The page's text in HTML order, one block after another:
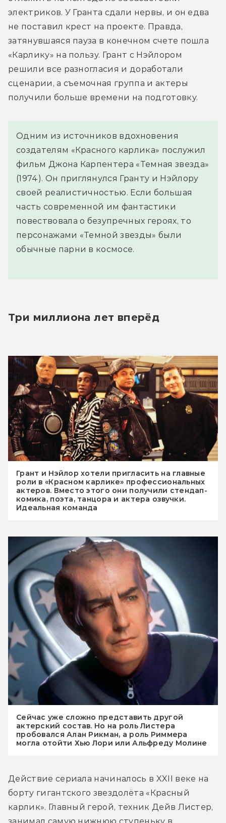
электриков. У Гранта сдали нервы, и он едва
не поставил крест на проекте. Правда,
затянувшаяся пауза в конечном счете пошла
«Карлику» на пользу. Грант с Нэйлором
решили все разногласия и доработали
сценарии, а съемочная группа и актеры
получили больше времени на подготовку.
Одним из источников вдохновения
создателям «Красного карлика» послужил
фильм Джона Карпентера «Темная звезда»
(1974). Он приглянулся Гранту и Нэйлору
своей реалистичностью. Если большая
часть современной им фантастики
повествовала о безупречных героях, то
персонажами «Темной звезды» были
обычные парни в космосе.
Три миллиона лет вперёд
Грант и Нэйлор хотели пригласить на главные
роли в «Красном карлике» профессиональных
актеров. Вместо этого они получили стендап-
комика, поэта, танцора и актера озвучки.
Идеальная команда
Сейчас уже сложно представить другой
актерский состав. Но на роль Листера
пробовался Алан Рикман, а роль Риммера
могла отойти Хью Лори или Альфреду Молине
Действие сериала начиналось в XXII веке на
борту гигантского звездолёта «Красный
карлик». Главный герой, техник Дейв Листер,